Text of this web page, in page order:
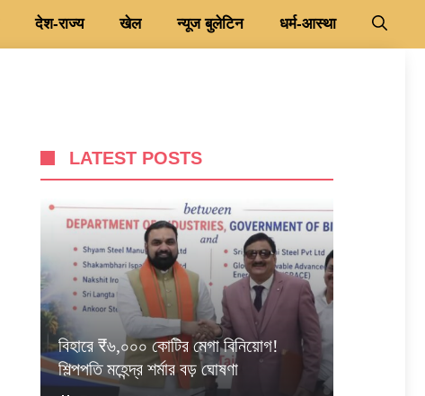
देश-राज्य खेल न्यूज बुलेटिन धर्म-आस्था
LATEST POSTS
বিহারে ₹৬,০০০ কোটির মেগা বিনিয়োগ!
শিল্পপতি মহেন্দ্র শর্মার বড় ঘোষণা